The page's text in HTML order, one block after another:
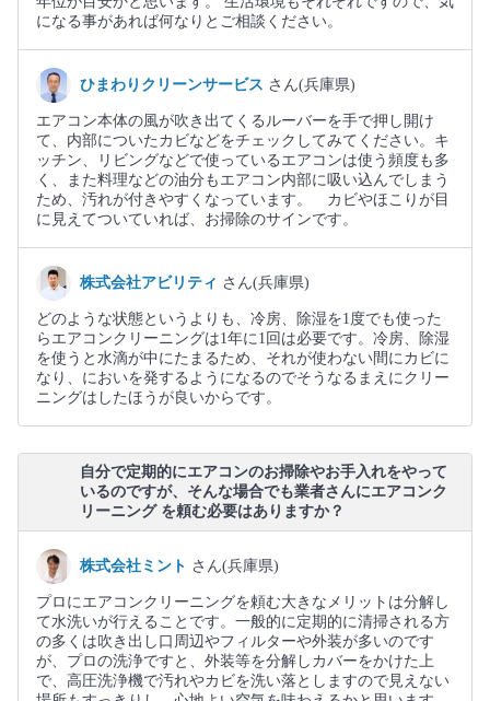
になる事があれば何なりとご相談ください。
ひまわりクリーンサービス さん(兵庫県)
エアコン本体の風が吹き出てくるルーバーを手で押し開け
て、内部についたカビなどをチェックしてみてください。キ
ッチン、リビングなどで使っているエアコンは使う頻度も多
く、また料理などの油分もエアコン内部に吸い込んでしまう
ため、汚れが付きやすくなっています。 カビやほこりが目
に見えてついていれば、お掃除のサインです。
株式会社アビリティ さん(兵庫県)
どのような状態というよりも、冷房、除湿を1度でも使った
らエアコンクリーニングは1年に1回は必要です。冷房、除湿
を使うと水滴が中にたまるため、それが使わない間にカビに
なり、においを発するようになるのでそうなるまえにクリー
ニングはしたほうが良いからです。
自分で定期的にエアコンのお掃除やお手入れをやって
いるのですが、そんな場合でも業者さんにエアコンク
リーニング を頼む必要はありますか？
株式会社ミント さん(兵庫県)
プロにエアコンクリーニングを頼む大きなメリットは分解し
て水洗いが行えることです。一般的に定期的に清掃される方
の多くは吹き出し口周辺やフィルターや外装が多いのです
が、プロの洗浄ですと、外装等を分解しカバーをかけた上
で、高圧洗浄機で汚れやカビを洗い落としますので見えない